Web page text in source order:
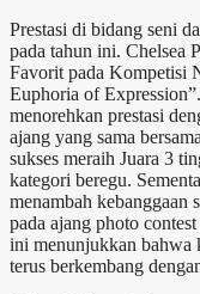
Prestasi di bidang seni
pada tahun ini. Chelsea
Favorit pada Kompetisi
Euphoria of
menorehkan prestasi
ajang yang sama
sukses meraih Juara 3
kategori beregu.
menambah kebanggaan
pada ajang photo
ini menunjukkan bahwa
terus berkembang